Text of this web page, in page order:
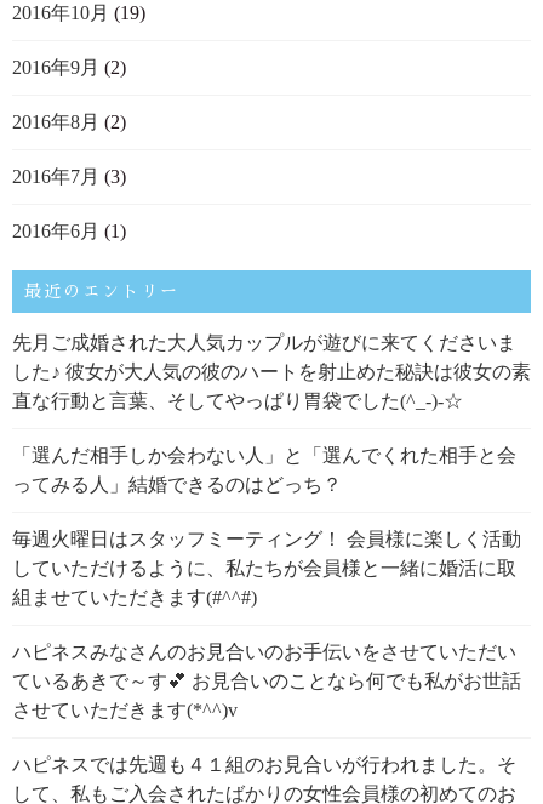
2016年10月 (19)
2016年9月 (2)
2016年8月 (2)
2016年7月 (3)
2016年6月 (1)
最近のエントリー
先月ご成婚された大人気カップルが遊びに来てくださいま
した♪ 彼女が大人気の彼のハートを射止めた秘訣は彼女の素
直な行動と言葉、そしてやっぱり胃袋でした(^_-)-☆
「選んだ相手しか会わない人」と「選んでくれた相手と会
ってみる人」結婚できるのはどっち？
毎週火曜日はスタッフミーティング！ 会員様に楽しく活動
していただけるように、私たちが会員様と一緒に婚活に取
組ませていただきます(#^^#)
ハピネスみなさんのお見合いのお手伝いをさせていただい
ているあきで～す💕 お見合いのことなら何でも私がお世話
させていただきます(*^^)v
ハピネスでは先週も４１組のお見合いが行われました。そ
して、私もご入会されたばかりの女性会員様の初めてのお